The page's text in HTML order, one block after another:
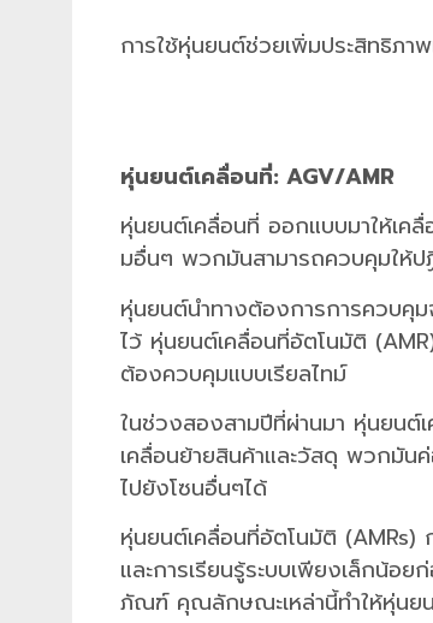
การใช้หุ่นยนต์ช่วยเพิ่มประสิทธิภ
หุ่นยนต์เคลื่อนที่: AGV/AMR
หุ่นยนต์เคลื่อนที่ ออกแบบมาให้เค
มอื่นๆ พวกมันสามารถควบคุมให้ป
หุ่นยนต์นำทางต้องการการควบคุ
ไว้ หุ่นยนต์เคลื่อนที่อัตโนมัติ (
ต้องควบคุมแบบเรียลไทม์
ในช่วงสองสามปีที่ผ่านมา หุ่นยนต์
เคลื่อนย้ายสินค้าและวัสดุ พวกมันค่
ไปยังโซนอื่นๆได้
หุ่นยนต์เคลื่อนที่อัตโนมัติ (AMRs)
และการเรียนรู้ระบบเพียงเล็กน้อ
ภัณฑ์ คุณลักษณะเหล่านี้ทำให้หุ่นย